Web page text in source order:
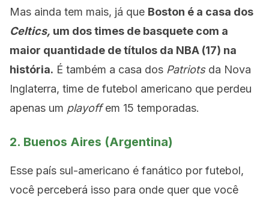
Mas ainda tem mais, já que Boston é a casa dos
Celtics, um dos times de basquete com a
maior quantidade de títulos da NBA (17) na
história. É também a casa dos Patriotsda Nova
Inglaterra, time de futebol americano que perdeu
apenas um playoffem 15 temporadas.
2. Buenos Aires (Argentina)
Esse país sul-americano é fanático por futebol,
você perceberá isso para onde quer que você